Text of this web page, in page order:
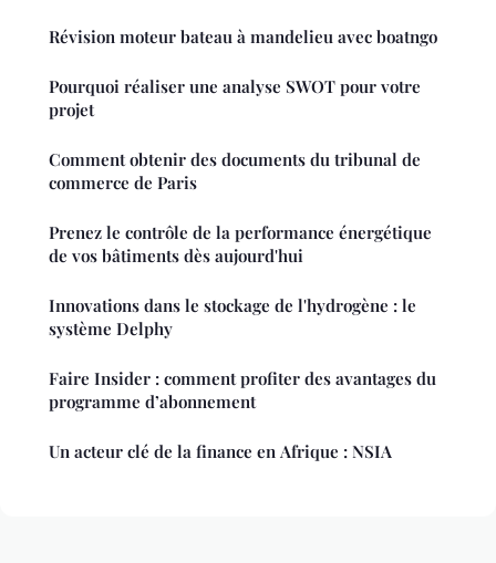
Révision moteur bateau à mandelieu avec boatngo
Pourquoi réaliser une analyse SWOT pour votre
projet
Comment obtenir des documents du tribunal de
commerce de Paris
Prenez le contrôle de la performance énergétique
de vos bâtiments dès aujourd'hui
Innovations dans le stockage de l'hydrogène : le
système Delphy
Faire Insider : comment profiter des avantages du
programme d’abonnement
Un acteur clé de la finance en Afrique : NSIA